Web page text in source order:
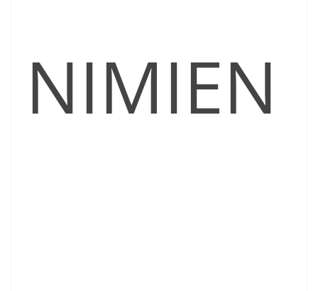
NIMIEN